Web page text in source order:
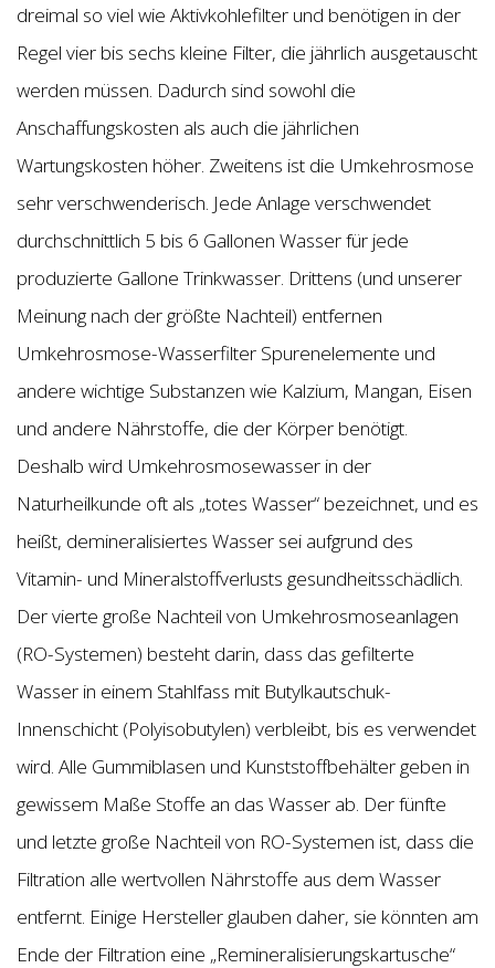
dreimal so viel wie Aktivkohlefilter und benötigen in der
Regel vier bis sechs kleine Filter, die jährlich ausgetauscht
werden müssen. Dadurch sind sowohl die
Anschaffungskosten als auch die jährlichen
Wartungskosten höher. Zweitens ist die Umkehrosmose
sehr verschwenderisch. Jede Anlage verschwendet
durchschnittlich 5 bis 6 Gallonen Wasser für jede
produzierte Gallone Trinkwasser. Drittens (und unserer
Meinung nach der größte Nachteil) entfernen
Umkehrosmose-Wasserfilter Spurenelemente und
andere wichtige Substanzen wie Kalzium, Mangan, Eisen
und andere Nährstoffe, die der Körper benötigt.
Deshalb wird Umkehrosmosewasser in der
Naturheilkunde oft als „totes Wasser“ bezeichnet, und es
heißt, demineralisiertes Wasser sei aufgrund des
Vitamin- und Mineralstoffverlusts gesundheitsschädlich.
Der vierte große Nachteil von Umkehrosmoseanlagen
(RO-Systemen) besteht darin, dass das gefilterte
Wasser in einem Stahlfass mit Butylkautschuk-
Innenschicht (Polyisobutylen) verbleibt, bis es verwendet
wird. Alle Gummiblasen und Kunststoffbehälter geben in
gewissem Maße Stoffe an das Wasser ab. Der fünfte
und letzte große Nachteil von RO-Systemen ist, dass die
Filtration alle wertvollen Nährstoffe aus dem Wasser
entfernt. Einige Hersteller glauben daher, sie könnten am
Ende der Filtration eine „Remineralisierungskartusche“